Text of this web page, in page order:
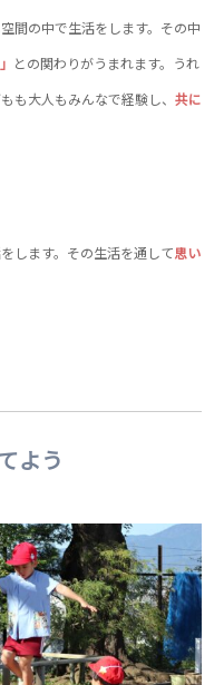
間の中で生活をします。その中
との関わりがうまれます。うれ
も大人もみんなで経験し、 共に
します。その生活を通して思い
よう